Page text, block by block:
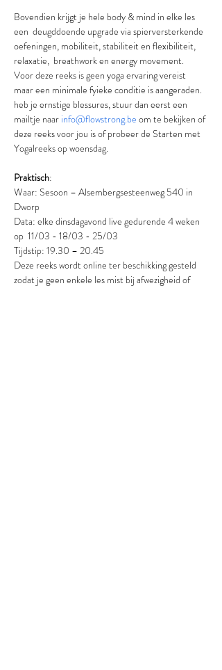
Bovendien krijgt je hele body & mind in elke les
een  deugddoende upgrade via spierversterkende
oefeningen, mobiliteit, stabiliteit en flexibiliteit,
relaxatie,  breathwork en energy movement.
Voor deze reeks is geen yoga ervaring vereist
maar een minimale fyieke conditie is aangeraden.
heb je ernstige blessures, stuur dan eerst een
mailtje naar info@flowstrong.be om te bekijken of
deze reeks voor jou is of probeer de Starten met
Yogalreeks op woensdag.
Praktisch:
Waar: Sesoon – Alsembergsesteenweg 540 in
Dworp
Data: elke dinsdagavond live gedurende 4 weken
op  11/03 - 18/03 - 25/03
Tijdstip: 19.30 – 20.45
Deze reeks wordt online ter beschikking gesteld
zodat je geen enkele les mist bij afwezigheid of